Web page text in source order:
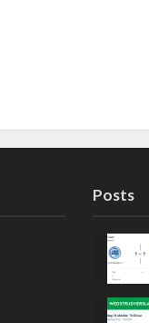
Posts